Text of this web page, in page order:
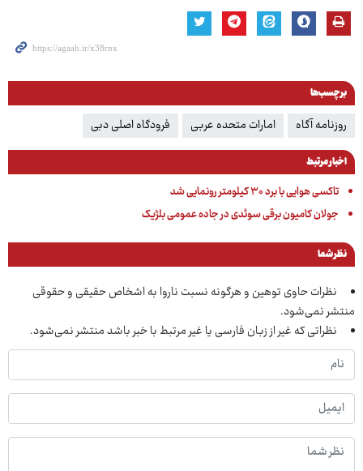
برچسب‌ها
روزنامه آگاه امارات متحده عربی فرودگاه اصلی دبی
اخبار مرتبط
تاکسی هوایی با برد ۳۰ کیلومتر رونمایی شد
جولان کامیون برقی سوئدی در جاده عمومی بلژیک
نظر شما
نظرات حاوی توهین و هرگونه نسبت ناروا به اشخاص حقیقی و حقوقی
منتشر نمی‌شود.
نظراتی که غیر از زبان فارسی یا غیر مرتبط با خبر باشد منتشر نمی‌شود.